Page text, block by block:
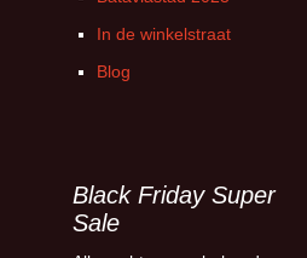
In de winkelstraat
Blog
Black Friday Super
Sale